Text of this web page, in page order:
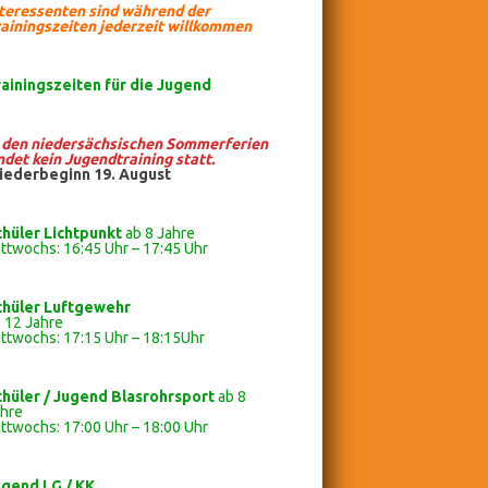
sind während der
jederzeit willkommen
für die Jugend
niedersächsischen Sommerferien
kein Jugendtraining statt.
19. August
Lichtpunktab 8 Jahre
16:45 Uhr – 17:45 Uhr
Luftgewehr
12 Jahre
17:15 Uhr – 18:15Uhr
/ Jugend Blasrohrsportab 8
17:00 Uhr – 18:00 Uhr